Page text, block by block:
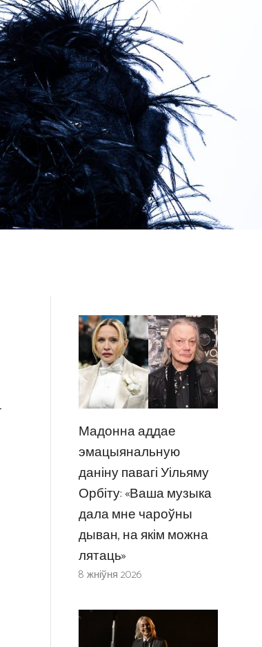
Мадонна аддае
эмацыянальную
даніну павагі Уільяму
Орбіту: «Ваша музыка
дала мне чароўны
дыван, на якім можна
лятаць»
8 жніўня 2026